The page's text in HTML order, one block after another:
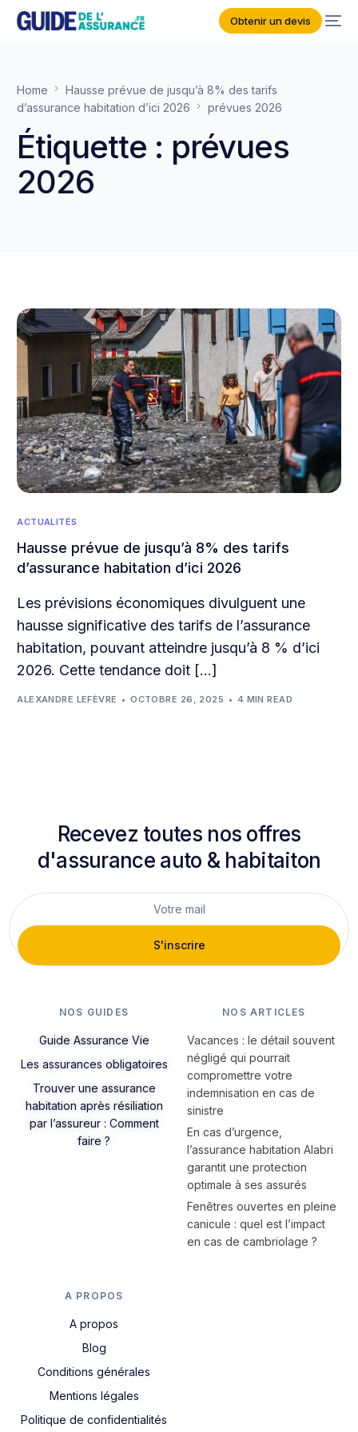
Obtenir un devis
Home
Hausse prévue de jusqu’à 8% des tarifs
d’assurance habitation d’ici 2026
prévues 2026
Étiquette : prévues
2026
ACTUALITÉS
Hausse prévue de jusqu’à 8% des tarifs
d’assurance habitation d’ici 2026
Les prévisions économiques divulguent une
hausse significative des tarifs de l’assurance
habitation, pouvant atteindre jusqu’à 8 % d’ici
2026. Cette tendance doit […]
ALEXANDRE LEFÈVRE OCTOBRE 26, 2025 4 MIN READ
Recevez toutes nos offres
d'assurance auto & habitaiton
S'inscrire
NOS GUIDES
Guide Assurance Vie
Les assurances obligatoires
Trouver une assurance
habitation après résiliation
par l’assureur : Comment
faire ?
NOS ARTICLES
Vacances : le détail souvent
négligé qui pourrait
compromettre votre
indemnisation en cas de
sinistre
En cas d’urgence,
l’assurance habitation Alabri
garantit une protection
optimale à ses assurés
Fenêtres ouvertes en pleine
canicule : quel est l’impact
en cas de cambriolage ?
A PROPOS
A propos
Blog
Conditions générales
Mentions légales
Politique de confidentialités